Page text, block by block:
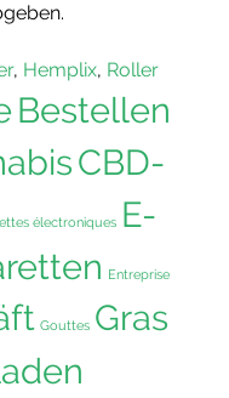
, Hemplix, Roller
Bestellen
CBD-
électroniques E-
Entreprise
Gouttes Gras